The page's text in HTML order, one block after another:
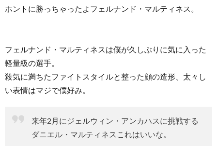
ホントに勝っちゃったよフェルナンド・マルティネス。
フェルナンド・マルティネスは僕が久しぶりに気に入った
軽量級の選手。
殺気に満ちたファイトスタイルと整った顔の造形、太々し
い表情はマジで僕好み。
来年2月にジェルウィン・アンカハスに挑戦する
ダニエル・マルティネスこれはいいな。